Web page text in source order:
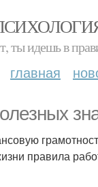
ты идешь в
главная
правила